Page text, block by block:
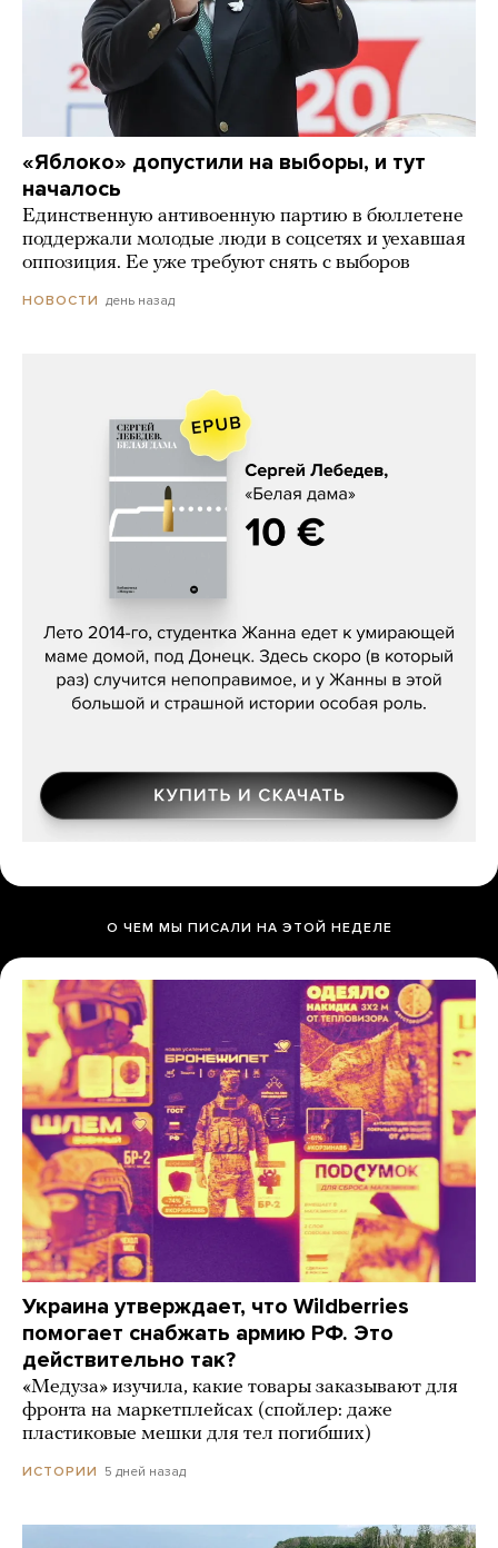
«Яблоко» допустили на выборы, и тут
началось
Единственную антивоенную партию в бюллетене
поддержали молодые люди в соцсетях и уехавшая
оппозиция. Ее уже требуют снять с выборов
НОВОСТИ день назад
Сергей Лебедев, «Белая дама»
О ЧЕМ МЫ ПИСАЛИ НА ЭТОЙ НЕДЕЛЕ
Украина утверждает, что Wildberries
помогает снабжать армию РФ. Это
действительно так?
«Медуза» изучила, какие товары заказывают для
фронта на маркетплейсах (спойлер: даже
пластиковые мешки для тел погибших)
ИСТОРИИ 5 дней назад